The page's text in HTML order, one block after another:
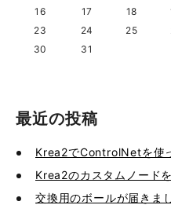
16
17 18
23
24 25
30
31
最近の投稿
Krea2でControlNetを使
Krea2のカスタムノード
交換用のボールが届きま